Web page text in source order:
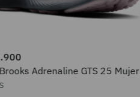
.900
Adrenaline GTS 25 Mujer